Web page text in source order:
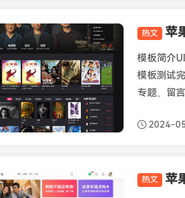
苹果CMS模
热文 苹
模板简介
模板测试
专题、留
2024-
苹果CMS模
热文 苹